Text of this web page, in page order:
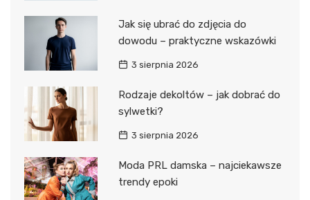
Jak się ubrać do zdjęcia do
dowodu – praktyczne wskazówki
3 sierpnia 2026
Rodzaje dekoltów – jak dobrać do
sylwetki?
3 sierpnia 2026
Moda PRL damska – najciekawsze
trendy epoki